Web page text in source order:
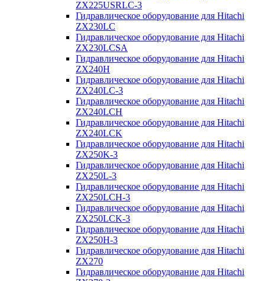
ZX225USRLC-3
Гидравлическое оборудование для Hitachi
ZX230LC
Гидравлическое оборудование для Hitachi
ZX230LCSA
Гидравлическое оборудование для Hitachi
ZX240H
Гидравлическое оборудование для Hitachi
ZX240LC-3
Гидравлическое оборудование для Hitachi
ZX240LCH
Гидравлическое оборудование для Hitachi
ZX240LCK
Гидравлическое оборудование для Hitachi
ZX250K-3
Гидравлическое оборудование для Hitachi
ZX250L-3
Гидравлическое оборудование для Hitachi
ZX250LCH-3
Гидравлическое оборудование для Hitachi
ZX250LCK-3
Гидравлическое оборудование для Hitachi
ZX250Н-3
Гидравлическое оборудование для Hitachi
ZX270
Гидравлическое оборудование для Hitachi